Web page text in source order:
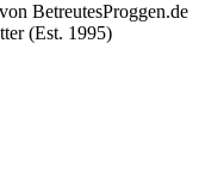
BetreutesProggen.de
(Est. 1995)